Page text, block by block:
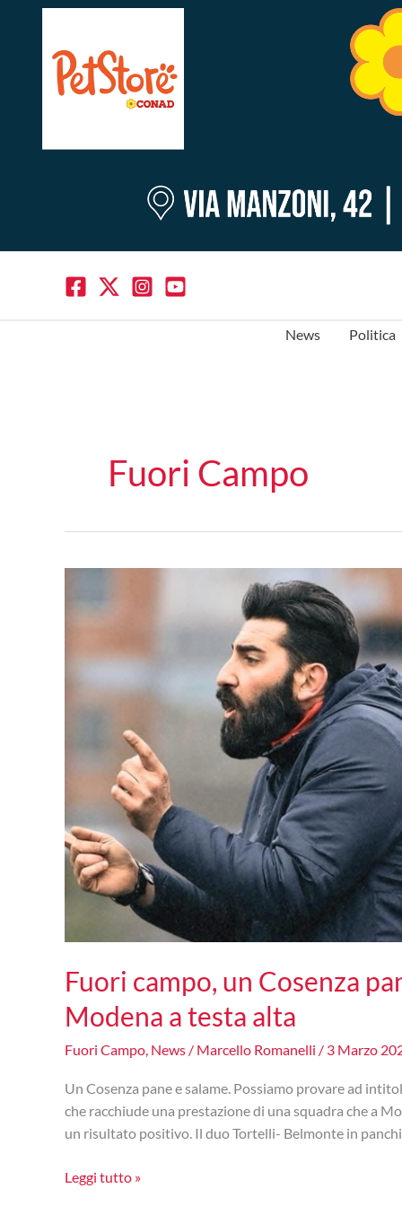
News Politica
Fuori Campo
Fuori campo, un Cosenza
Modena a testa alta
Fuori Campo News / Marcello Romanelli / 3 Marzo
Un Cosenza pane e salame. Possiamo provare ad
che racchiude una prestazione di una squadra che a
un risultato positivo. Il duo Tortelli- Belmonte in
Fuori
Leggi tutto »